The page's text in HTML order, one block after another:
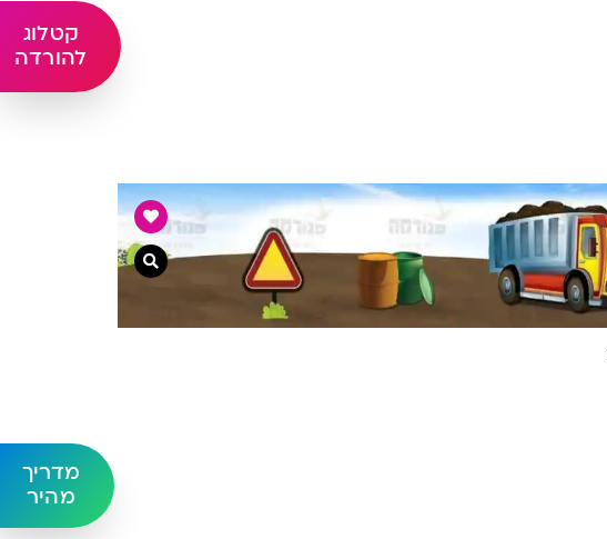
קטלוג
להורדה
מדריך
מהיר
צפייה מהירה